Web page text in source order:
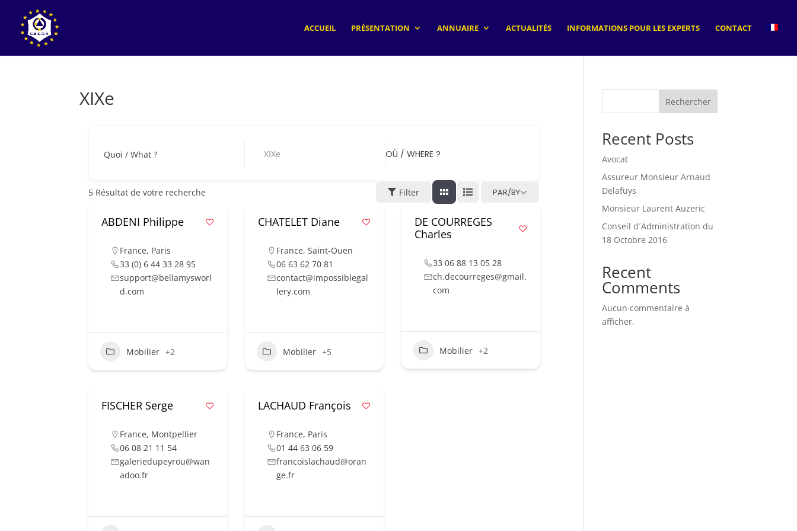
ACCUEIL PRÉSENTATION ANNUAIRE ACTUALITÉS INFORMATIONS POUR LES EXPERTS CONTACT
XIXe
Quoi / What ? XIXe OÙ / WHERE ?
5 Résultat de votre recherche Filter PAR/BY
ABDENI Philippe
France, Paris
33 (0) 6 44 33 28 95
support@bellamysworl
d.com
Mobilier +2
CHATELET Diane
France,Saint-Ouen
06 63 62 70 81
contact@impossiblegal
lery.com
Mobilier +5
DE COURREGES
Charles
33 06 88 13 05 28
ch.decourreges@gmail.
com
Mobilier +2
FISCHER Serge
France, Montpellier
06 08 21 11 54
galeriedupeyrou@wan
adoo.fr
LACHAUD François
France, Paris
01 44 63 06 59
francoislachaud@oran
ge.fr
Rechercher
Recent Posts
Avocat
Assureur Monsieur Arnaud
Delafuys
Monsieur Laurent Auzeric
Conseil d´Administration du
18 Octobre 2016
Recent
Comments
Aucun commentaire à
afficher.